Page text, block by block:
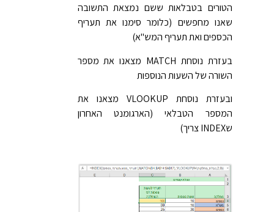
הטורים בטבלאות ששם נמצאת התשובה
שאנו מחפשים (כלומר סימנו את תעריף
הכספים ואת תעריף המש"א)
בעזרת נוסחת MATCH מצאנו את מספר
השורה של השעות הנוספות
ובעזרת נוסחת VLOOKUP מצאנו את
המספר הטבלאי (הארגומנט האחרון
שINDEX צריך)